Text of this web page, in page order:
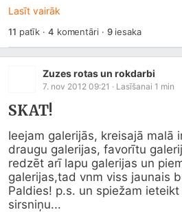
Lasīt vairāk
11 patīk · 4 komentāri · 9iesaka
Zuzes rotas un rokdarbi
7. nov 2012 09:21 · Lasīšanai 1 min
SKAT!
Ieejam galerijās, kreisajā malā
draugu galerijas, favorītu
redzēt arī lapu galerijas un
galerijas,tad vnm viss jaunais
Paldies! p.s. un spiežam
sirsniņu...